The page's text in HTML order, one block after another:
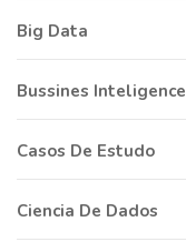
Big Data
Bussines Inteligence
Casos De Estudo
Ciencia De Dados